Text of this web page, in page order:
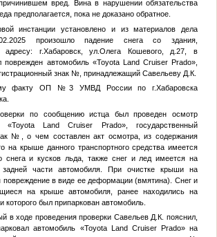
вред. Вина в нарушении обязательства
предполагается, пока не доказано обратное.
инстанции установлено и из материалов дела
произошло падение снега со здания,
адресу: г.Хабаровск, ул.Олега Кошевого, д.27, в
поврежден автомобиль «Toyota Land Cruiser Prado»,
знак №, принадлежащий Савельеву Д.К.
факту ОП №3 УМВД России по г.Хабаровска
по сообщению истца был проведен осмотр
«Toyota Land Cruiser Prado», государственный
№
, о чем составлен акт осмотра, из содержания
на крыше данного транспортного средства имеется
снега и кусков льда, также снег и лед имеется на
части автомобиля. При очистке крыши на
повреждение в виде ее деформации (вмятина). Снег и
на крыше автомобиля, ранее находились на
которого был припаркован автомобиль.
в ходе проведения проверки Савельев Д.К. пояснил,
автомобиль «Toyota Land Cruiser Prado» на